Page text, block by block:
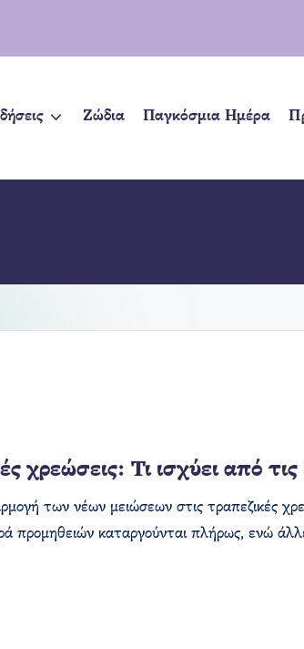
Ζώδια Παγκόσμια Ημέρα
χρεώσεις: Τι ισχύει από
των νέων μειώσεων στις τραπεζικές
προμηθειών καταργούνται πλήρως, ενώ